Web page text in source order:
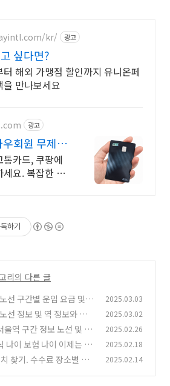
kr/ 광고
싶다면?
해외 가맹점 할인까지 유니온페
만나보세요
광고
회원 무제한
카드, 쿠팡에
요. 복잡한 일
하기
리의 다른 글
선 구간별 운임 요금 및
2025.03.03
선 정보 및 역 정보와 구
(1)
2025.03.02
역 구간 정보 노선 및 시
2025.02.26
나이 보험 나이 이제는 정
들 (0)
2025.02.18
찾기. 수수료 장소별 발
2025.02.14